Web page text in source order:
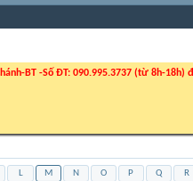
BT -Số ĐT: 090.995.3737 (từ 8h-18h)
L M N O P Q R